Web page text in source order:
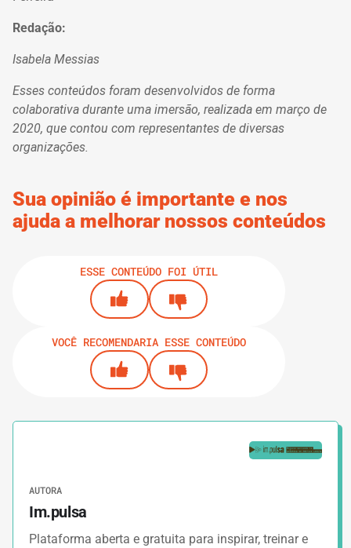
Redação:
Isabela Messias
Esses conteúdos foram desenvolvidos de forma
colaborativa durante uma imersão, realizada em março de
2020, que contou com representantes de diversas
organizações.
Sua opinião é importante e nos
ajuda a melhorar nossos conteúdos
ESSE CONTEÚDO FOI ÚTIL
VOCÊ RECOMENDARIA ESSE CONTEÚDO
AUTORA
Im.pulsa
Plataforma aberta e gratuita para inspirar, treinar e